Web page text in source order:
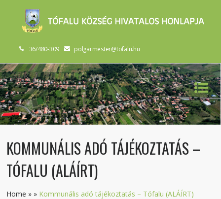
36/480-309 polgarmester@tofalu.hu
KOMMUNÁLIS ADÓ TÁJÉKOZTATÁS –
TÓFALU (ALÁÍRT)
Home » » Kommunális adó tájékoztatás – Tófalu (ALÁÍRT)